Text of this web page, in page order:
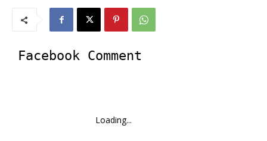
Facebook Comment
Loading...